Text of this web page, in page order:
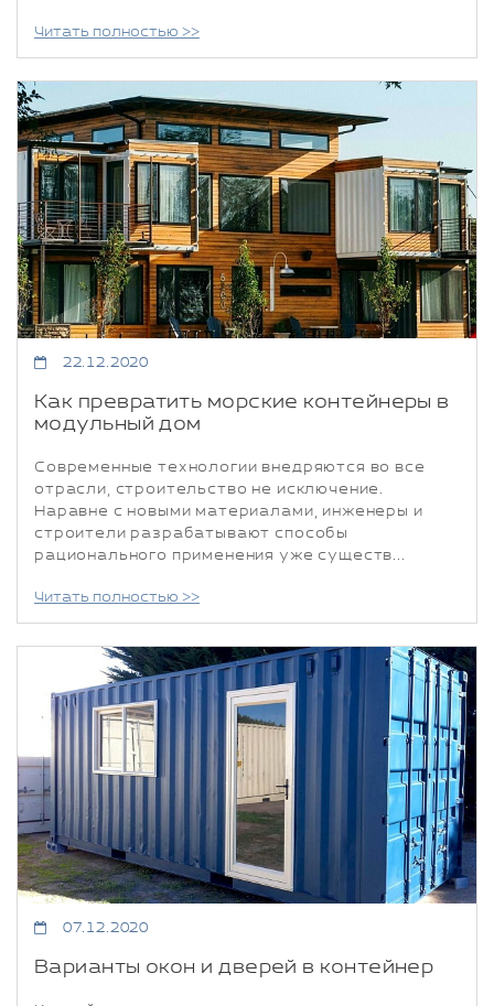
Читать полностью >>
22.12.2020
Как превратить морские контейнеры в
модульный дом
Современные технологии внедряются во все
отрасли, строительство не исключение.
Наравне с новыми материалами, инженеры и
строители разрабатывают способы
рационального применения уже существ...
Читать полностью >>
07.12.2020
Варианты окон и дверей в контейнер